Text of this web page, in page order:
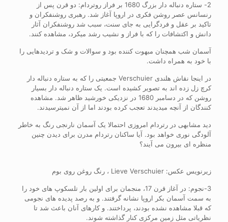
2- ستاره دنباله دار بزرگ 1680 بر فراز روتردام: دو قرن پس از
رنسانس عصر روشن فکری در اروپا آغاز شد. رهبری روشنفکران و
تاکید بر عقل و فردگرایی به جای سنت، سبب شد روشنفکران آثار
دانش و اکتشافات را که با فراز و نشیب رشد میکرد، مشاهده کنند.
آسمان شب همچنان مبهوت کننده بود و سوالات و شک و تردیدهایی را
با خود به همراه داشت.
در اینجا نقاش هلندی Verschuier جمعیتی را که به ستاره دنباله دار
کرچ زل زده اند به تصویر کشیده است. یک ستاره دنباله دار بسیار
روشن که در دسامبر 1680 در نزدیکی خورشید ظاهر شد. مشاهده
کنندگان از آنچه میدیدند تعجب کرده بودند اما از آن نمیترسیدند.
دید مشابهی در رتردام امروزی احتمالا یک آسمان نارنجی رنگ به خاطر
آلودگی نوری خواهد بود. آیا ساکنان رتردام مدرن برای دیدن چنین
منظره ای بیرون می آیند؟
زیرنویس عکس: Lieve Verschuier ، رنگ روغن روی بوم
3-نجوم: در آغاز قرن 17، منجمان برای اولین بار تلسکوپ های خود را
به سمت آسمان بکر اروپا نشانه گرفتند. و به رصد پدیده های نجومی
که قبلا مشاهده نشده بودند، پرداختند. و کارهای آنان باعث شد تا
نظریاتی مثل زمین مرکزی کنار گذاشته شوند.